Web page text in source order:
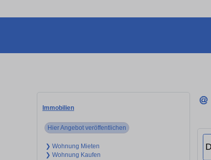
Immobilien
Hier Angebot veröffentlichen
❯ Wohnung Mieten
❯ Wohnung Kaufen